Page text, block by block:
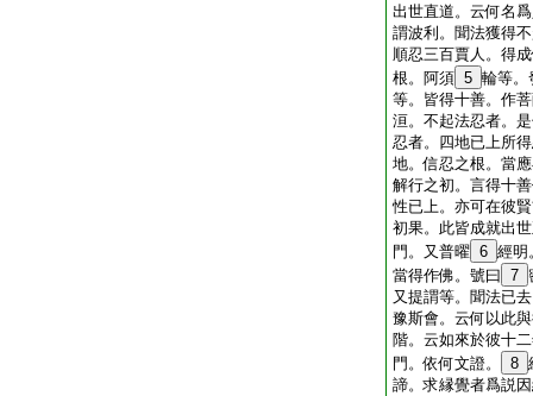
出世直道。云何名
謂波利。聞法獲得
順忍三百賈人。得
根。阿須 5 輪等。
等。皆得十善。作
洹。不起法忍者。
忍者。四地已上所
地。信忍之根。當
解行之初。言得十
性已上。亦可在彼
初果。此皆成就出
門。又普曜 6 經明
當得作佛。號曰 7
又提謂等。聞法已
豫斯會。云何以此
階。云如來於彼十
門。依何文證。
8
諦。求縁覺者爲説